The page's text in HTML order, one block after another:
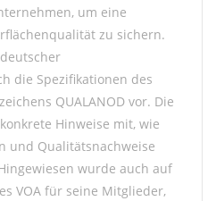
um eine
zu sichern.
die Spezifikationen des
QUALANOD vor. Die
Hinweise mit, wie
und Qualitätsnachweise
wurde auch auf
VOA für seine Mitglieder,